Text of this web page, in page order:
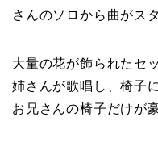
さんのソロから曲がス
大量の花が飾られたセ
姉さんが歌唱し、椅子
お兄さんの椅子だけが